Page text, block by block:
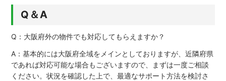
Q＆A
Q：大阪府外の物件でも対応してもらえますか？
A：基本的には大阪府全域をメインとしておりますが、近隣府県
であれば対応可能な場合もございますので、まずは一度ご相談
ください。状況を確認した上で、最適なサポート方法を検討さ